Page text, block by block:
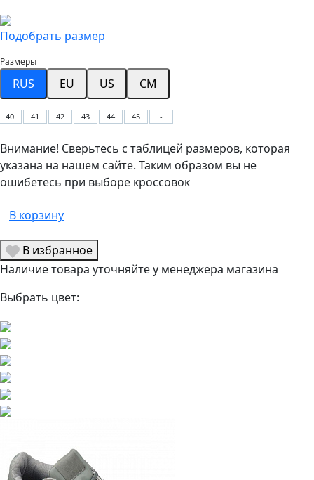
Подобрать размер
Размеры
RUS EU US CM
40 41 42 43 44 45 -
Внимание! Сверьтесь с таблицей размеров, которая
указана на нашем сайте. Таким образом вы не
ошибетесь при выборе кроссовок
В корзину
В избранное
Наличие товара уточняйте у менеджера магазина
Выбрать цвет: